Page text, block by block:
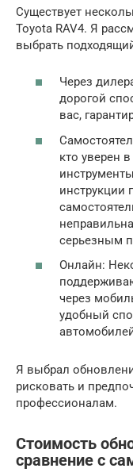
Существует
Toyota RAV4. Я
выбрать
Через
дорогой
вас,
кто уверен
серьезным
Онлайн:
через
удобный
Я выбрал
рисковать и
профессионалам.
Стоимость
сравнение с